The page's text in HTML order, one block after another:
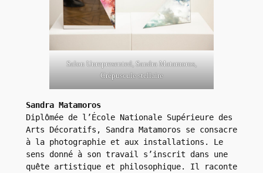
Salon Unrepresented, Sandra Matamoros,
Crépuscule stellaire
Sandra Matamoros
Diplômée de l’École Nationale Supérieure des
Arts Décoratifs, Sandra Matamoros se consacre
à la photographie et aux installations. Le
sens donné à son travail s’inscrit dans une
quête artistique et philosophique. Il raconte